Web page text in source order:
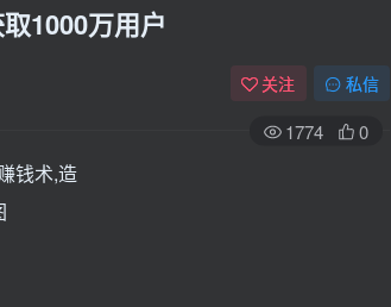
1000万用户
关注 私信
1774 0